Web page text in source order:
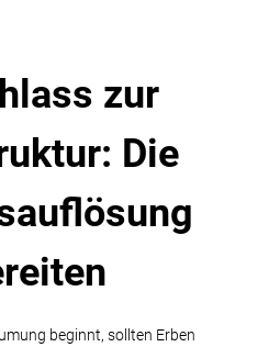
zur
Die
beginnt, sollten Erben